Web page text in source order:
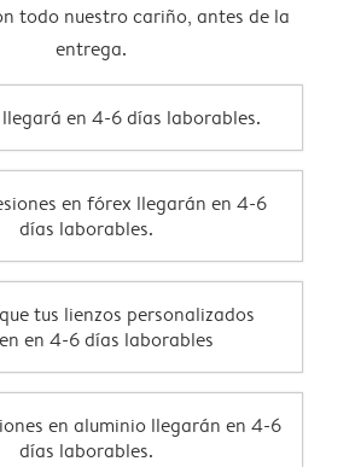
todo nuestro cariño, antes de la
entrega.
en 4-6 días laborables.
en fórex llegarán en 4-6
días laborables.
tus lienzos personalizados
en 4-6 días laborables
en aluminio llegarán en 4-6
días laborables.